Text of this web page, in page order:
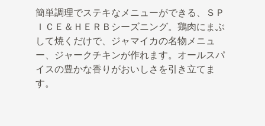
簡単調理でステキなメニューができる、ＳＰ
ＩＣＥ＆ＨＥＲＢシーズニング。鶏肉にまぶ
して焼くだけで、ジャマイカの名物メニュ
ー、ジャークチキンが作れます。オールスパ
イスの豊かな香りがおいしさを引き立てま
す。